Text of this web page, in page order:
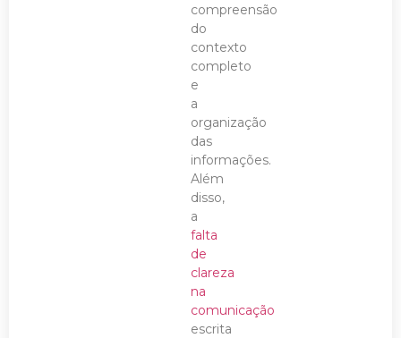
compreensão
do
contexto
completo
e
a
organização
das
informações.
Além
disso,
a
falta
de
clareza
na
comunicação
escrita